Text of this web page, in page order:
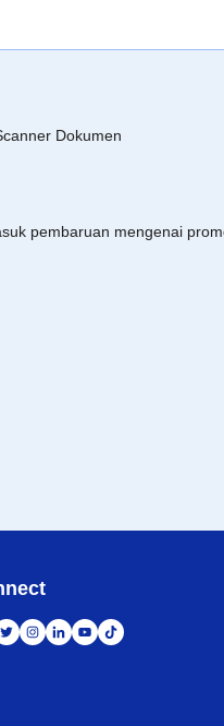
Dokumen
pembaruan mengenai